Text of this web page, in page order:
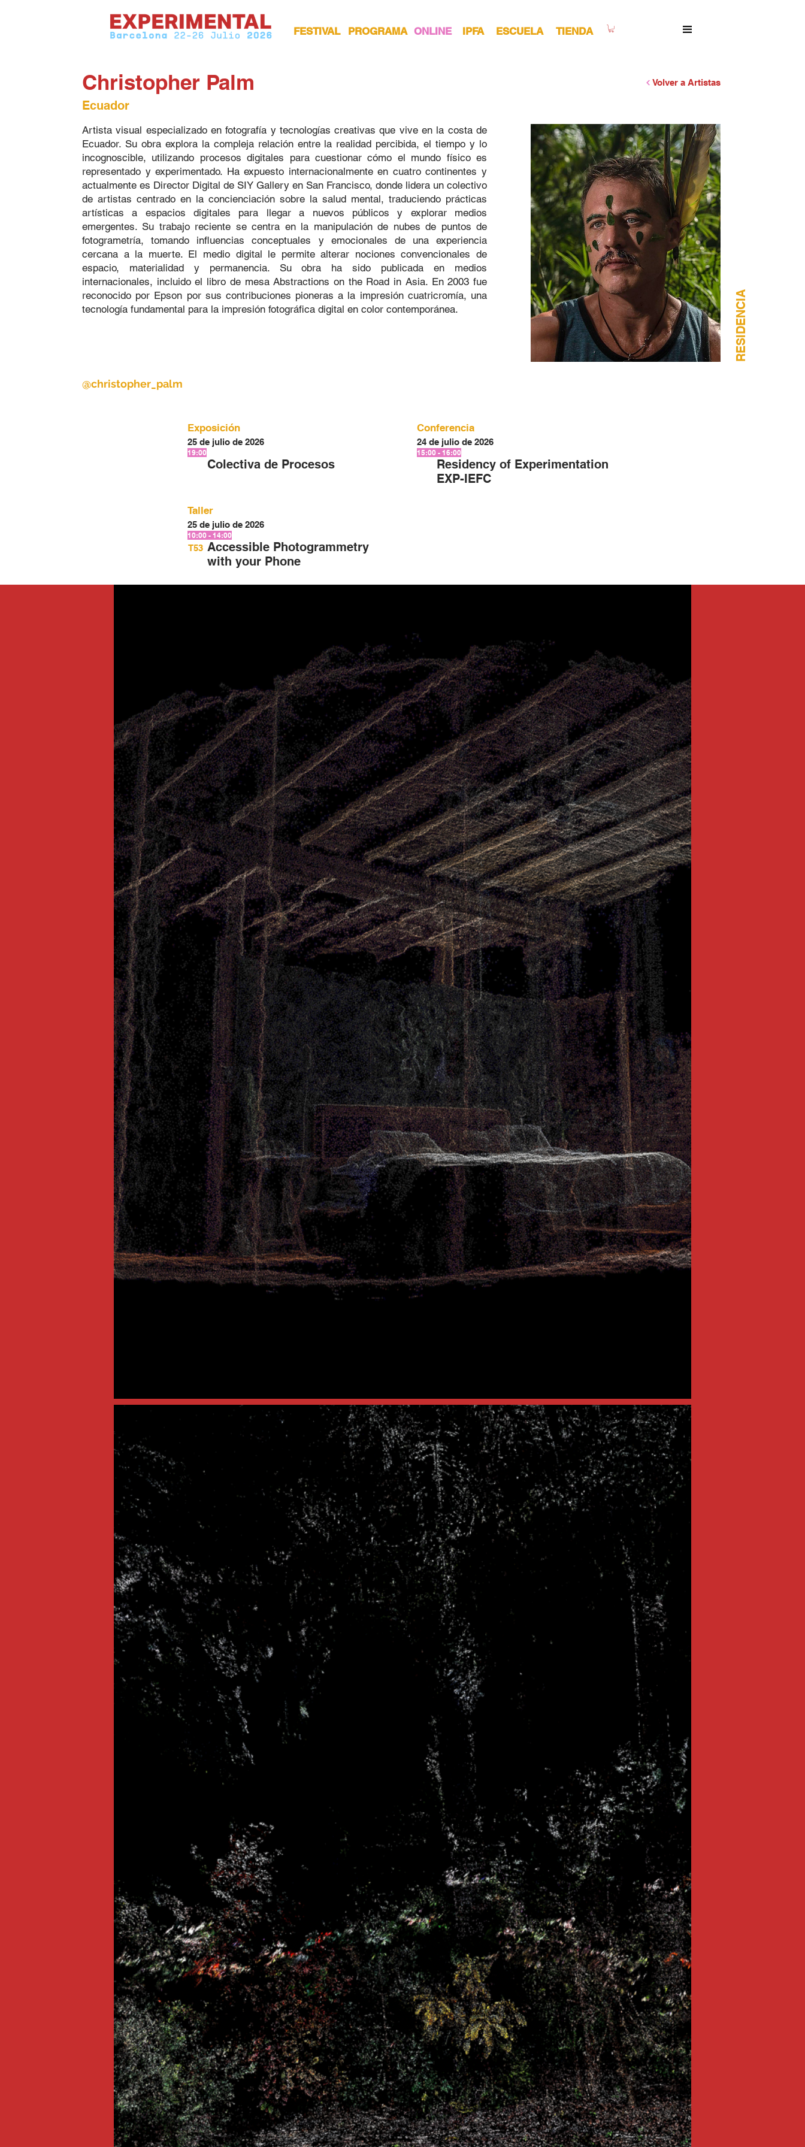
FESTIVAL PROGRAMA ESCUELA
IPFA
ONLINE TIENDA
Christopher Palm Volver a Artistas
Ecuador
Artista visual especializado en fotografía y tecnologías creativas que vive en la costa de
Ecuador. Su obra explora la compleja relación entre la realidad percibida, el tiempo y lo
incognoscible, utilizando procesos digitales para cuestionar cómo el mundo físico es
representado y experimentado. Ha expuesto internacionalmente en cuatro continentes y
actualmente es Director Digital de SIY Gallery en San Francisco, donde lidera un colectivo
de artistas centrado en la concienciación sobre la salud mental, traduciendo prácticas
artísticas a espacios digitales para llegar a nuevos públicos y explorar medios
emergentes. Su trabajo reciente se centra en la manipulación de nubes de puntos de
fotogrametría, tomando influencias conceptuales y emocionales de una experiencia
cercana a la muerte. El medio digital le permite alterar nociones convencionales de
espacio, materialidad y permanencia. Su obra ha sido publicada en medios
internacionales, incluido el libro de mesa Abstractions on the Road in Asia. En 2003 fue
reconocido por Epson por sus contribuciones pioneras a la impresión cuatricromía, una
tecnología fundamental para la impresión fotográfica digital en color contemporánea.
RESIDENCIA
@christopher_palm
Exposición
25 de julio de 2026
19:00
Colectiva de Procesos
Taller
25 de julio de 2026
10:00 - 14:00
T53 Accessible Photogrammetry
with your Phone
Conferencia
24 de julio de 2026
15:00 - 16:00
Residency of Experimentation
EXP-IEFC